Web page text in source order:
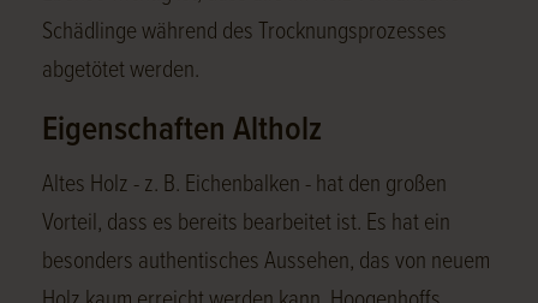
Schädlinge während des Trocknungsprozesses
abgetötet werden.
Eigenschaften Altholz
Altes Holz - z. B. Eichenbalken - hat den großen
Vorteil, dass es bereits bearbeitet ist. Es hat ein
besonders authentisches Aussehen, das von neuem